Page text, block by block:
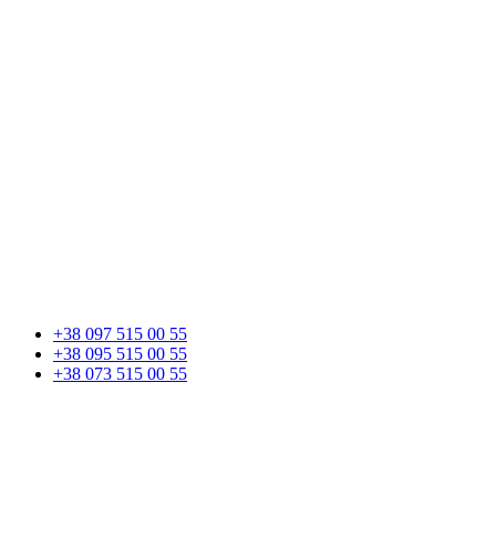
+38 097 515 00 55
+38 095 515 00 55
+38 073 515 00 55